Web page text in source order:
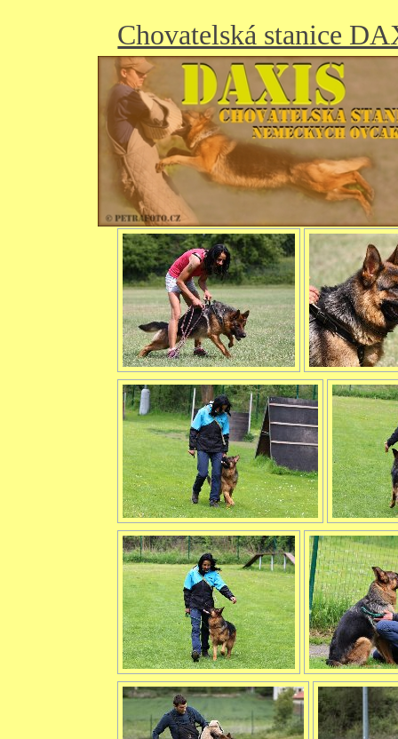
Chovatelská stanice